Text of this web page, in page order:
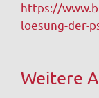
https://
loesung-der-
Weitere